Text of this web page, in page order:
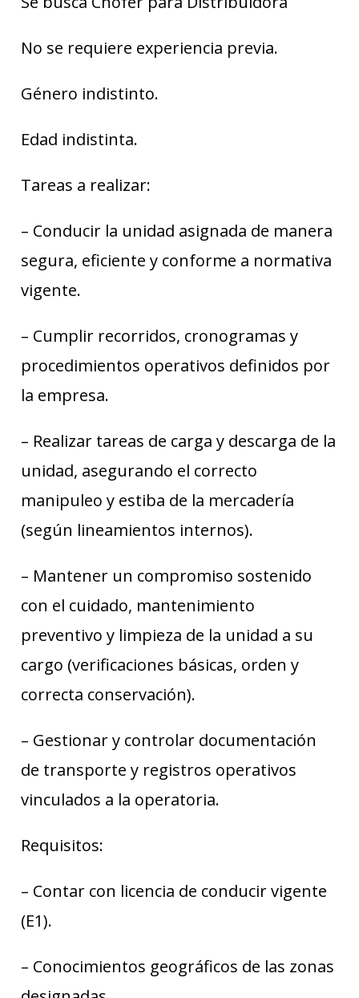
No se requiere experiencia previa.
Género indistinto.
Edad indistinta.
Tareas a realizar:
– Conducir la unidad asignada de manera
segura, eficiente y conforme a normativa
vigente.
– Cumplir recorridos, cronogramas y
procedimientos operativos definidos por
la empresa.
– Realizar tareas de carga y descarga de la
unidad, asegurando el correcto
manipuleo y estiba de la mercadería
(según lineamientos internos).
– Mantener un compromiso sostenido
con el cuidado, mantenimiento
preventivo y limpieza de la unidad a su
cargo (verificaciones básicas, orden y
correcta conservación).
– Gestionar y controlar documentación
de transporte y registros operativos
vinculados a la operatoria.
Requisitos:
– Contar con licencia de conducir vigente
(E1).
– Conocimientos geográficos de las zonas